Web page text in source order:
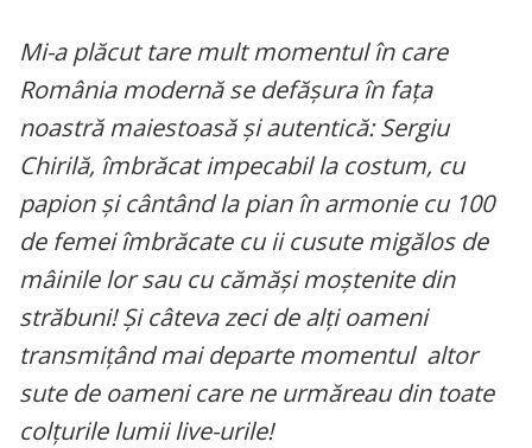
Mi-a plăcut tare mult momentul în care
România modernă se defășura în fața
noastră maiestoasă și autentică: Sergiu
Chirilă, îmbrăcat impecabil la costum, cu
papion și cântând la pian în armonie cu 100
de femei îmbrăcate cu ii cusute migălos de
mâinile lor sau cu cămăși moștenite din
străbuni! Și câteva zeci de alți oameni
transmițând mai departe momentul altor
sute de oameni care ne urmăreau din toate
colțurile lumii live-urile!